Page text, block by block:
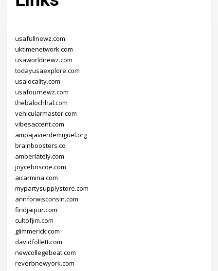
usafullnewz.com
uktimenetwork.com
usaworldnewz.com
todayusaexplore.com
usalocality.com
usafournewz.com
thebalochhal.com
vehicularmaster.com
vibesaccent.com
ampajavierdemiguel.org
brainboosters.co
amberlately.com
joycebriscoe.com
aicarmina.com
mypartysupplystore.com
annforwisconsin.com
findjaipur.com
cultofjim.com
glimmerick.com
davidfollett.com
newcollegebeat.com
reverbnewyork.com